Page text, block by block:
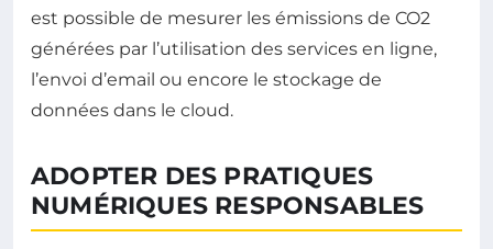
est possible de mesurer les émissions de CO2
générées par l’utilisation des services en ligne,
l’envoi d’email ou encore le stockage de
données dans le cloud.
ADOPTER DES PRATIQUES
NUMÉRIQUES RESPONSABLES